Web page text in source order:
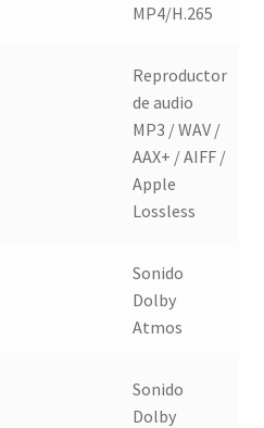
MP4/H.265
Reproductor
de audio
MP3 / WAV /
AAX+ / AIFF /
Apple
Lossless
Sonido
Dolby
Atmos
Sonido
Dolby